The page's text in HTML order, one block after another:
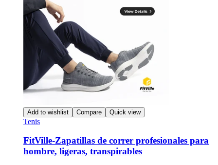
Add to wishlist Compare Quick view
Tenis
FitVille-Zapatillas de correr profesionales para
hombre, ligeras, transpirables